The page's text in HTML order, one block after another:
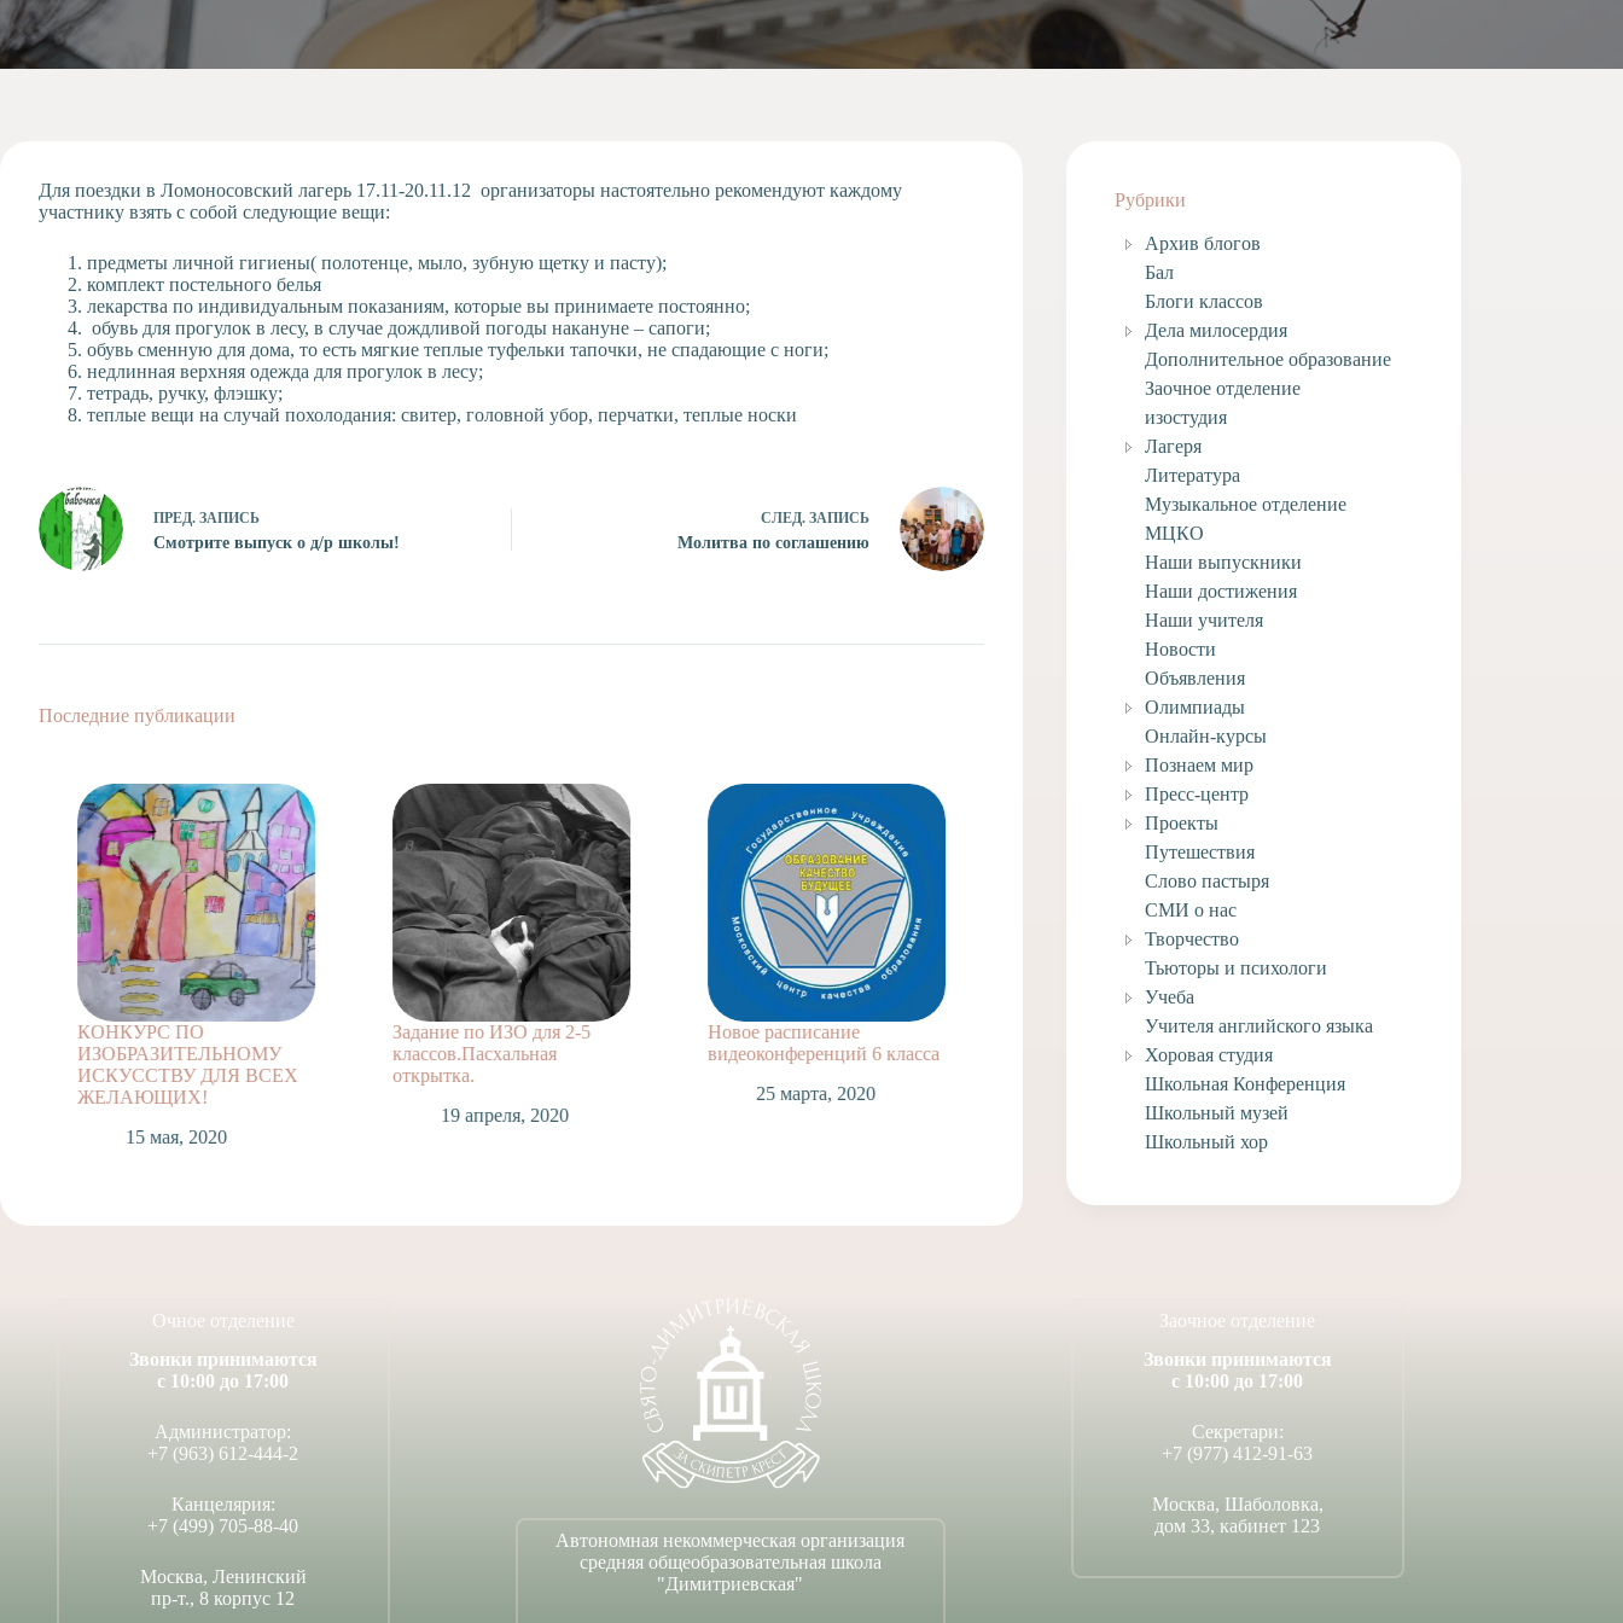
Проекты
отделение
Психологическая
Тьюторская
служба
Для поездки в Ломоносовский лагерь 17.11-20.11.12 организаторы настоятельно рекомендуют каждому
участнику взять с собой следующие вещи:
предметы личной гигиены( полотенце, мыло, зубную щетку и пасту);
комплект постельного белья
лекарства по индивидуальным показаниям, которые вы принимаете постоянно;
обувь для прогулок в лесу, в случае дождливой погоды накануне – сапоги;
обувь сменную для дома, то есть мягкие теплые туфельки тапочки, не спадающие с ноги;
недлинная верхняя одежда для прогулок в лесу;
тетрадь, ручку, флэшку;
теплые вещи на случай похолодания: свитер, головной убор, перчатки, теплые носки
ПРЕД. ЗАПИСЬ
Смотрите выпуск о д/р школы!
СЛЕД. ЗАПИСЬ
Молитва по соглашению
Последние публикации
КОНКУРС ПО
ИЗОБРАЗИТЕЛЬНОМУ
ИСКУССТВУ ДЛЯ ВСЕХ
ЖЕЛАЮЩИХ!
15 мая, 2020
Задание по ИЗО для 2-5
классов.Пасхальная
открытка.
19 апреля, 2020
Новое расписание
видеоконференций 6 класса
25 марта, 2020
Домашнее задание по ИЗО
для 4 класса к 27 марта.
Рубрики
Архив блогов
Бал
Блоги классов
Дела милосердия
Дополнительное образование
Заочное отделение
изостудия
Лагеря
Литература
Музыкальное отделение
МЦКО
Наши выпускники
Наши достижения
Наши учителя
Новости
Объявления
Олимпиады
Онлайн-курсы
Познаем мир
Пресс-центр
Проекты
Путешествия
Слово пастыря
СМИ о нас
Творчество
Тьюторы и психологи
Учеба
Учителя английского языка
Хоровая студия
Школьная Конференция
Школьный музей
Школьный хор
Очное отделение
Звонки принимаются
с 10:00 до 17:00
Администратор:
+7 (963) 612-444-2
Канцелярия:
+7 (499) 705-88-40
Москва, Ленинский
пр-т., 8 корпус 12
Автономная некоммерческая организация
средняя общеобразовательная школа
"Димитриевская"
Заочное отделение
Звонки принимаются
с 10:00 до 17:00
Секретари:
+7 (977) 412-91-63
Москва, Шаболовка,
дом 33, кабинет 123